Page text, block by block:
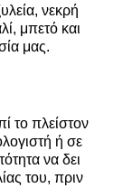
νεκρή
μπετό και
μας.
το πλείστον
ή σε
να δει
του, πριν